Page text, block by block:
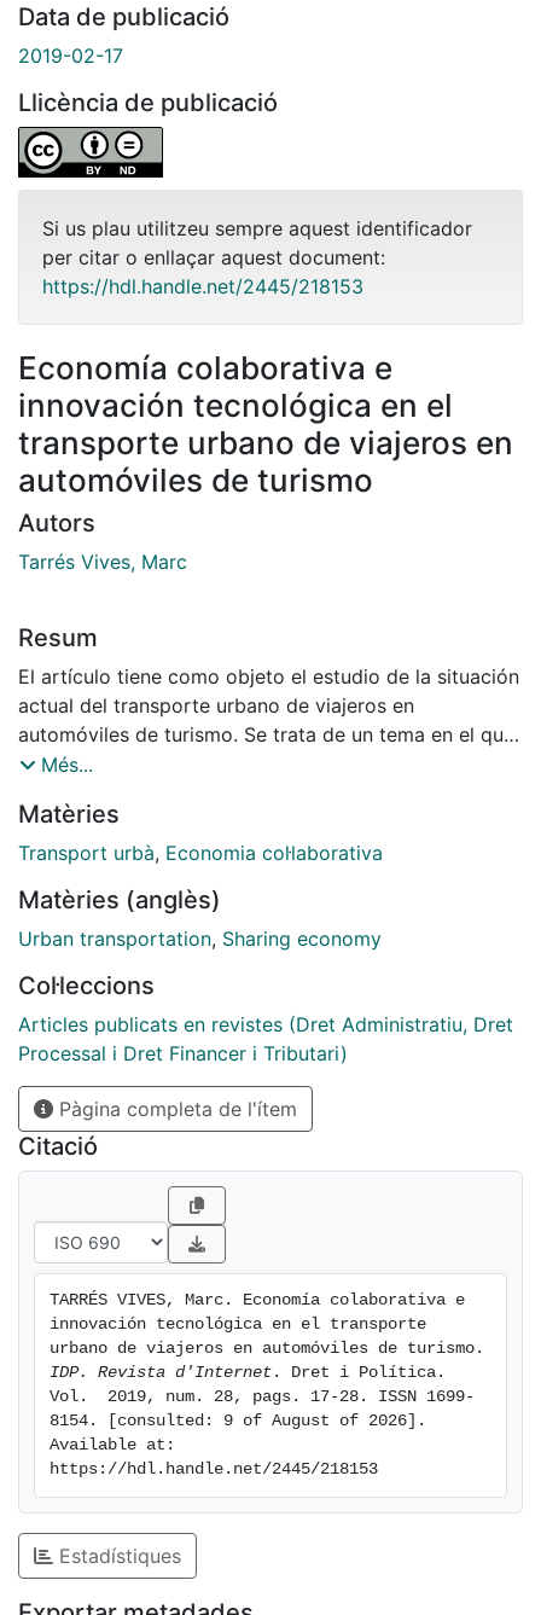
Data de publicació
2019-02-17
Llicència de publicació
Si us plau utilitzeu sempre aquest identificador
per citar o enllaçar aquest document:
https://hdl.handle.net/2445/218153
Economía colaborativa e
innovación tecnológica en el
transporte urbano de viajeros en
automóviles de turismo
Autors
Tarrés Vives, Marc
Resum
El artículo tiene como objeto el estudio de la situación
actual del transporte urbano de viajeros en
automóviles de turismo. Se trata de un tema en el que
se conjuga la regulación administrativa junto con la
aplicaciones en un marco de llamada economía
colaborativa. Se aboga por una reforma integral de las
las necesidades del transporte de viajeros en
automóviles de turismo en las ciudades y permita la
de transporte. Los recientes cambios normativos no
parecen que sean los más adecuados y permiten
augurar futuros conflictos judiciales.
Més...
Matèries
Transport urbà, Economia col·laborativa
Matèries (anglès)
Urban transportation, Sharing economy
Col·leccions
Articles publicats en revistes (Dret Administratiu, Dret
Processal i Dret Financer i Tributari)
Pàgina completa de l'ítem
Citació
TARRÉS VIVES, Marc. Economía colaborativa e
innovación tecnológica en el transporte
IDP. Revista d'Internet . Dret i Política.
Vol.  2019, num. 28, pags. 17-28. ISSN 1699-
8154. [consulted: 9 of August of 2026].
Available at:
https://hdl.handle.net/2445/218153
Estadístiques